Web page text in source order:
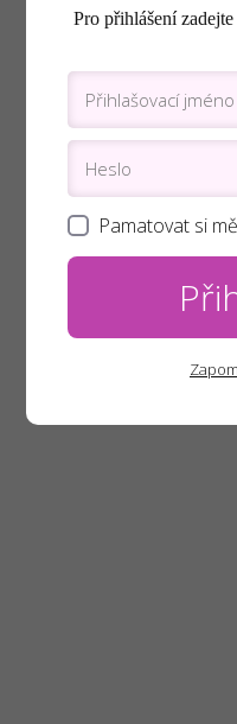
Pro přihlášení
Pamatovat si mě